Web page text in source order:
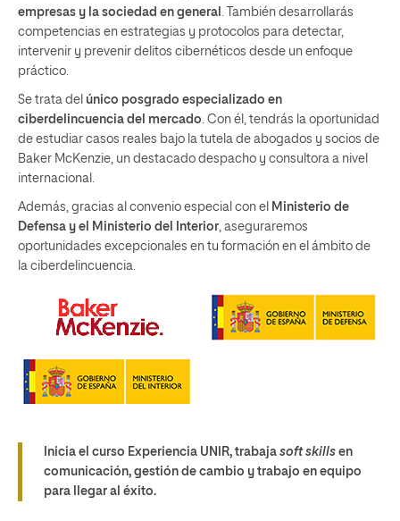
empresas y la sociedad en general . También desarrollarás
competencias en estrategias y protocolos para detectar,
intervenir y prevenir delitos cibernéticos desde un enfoque
práctico.
Se trata del único posgrado especializado en
ciberdelincuencia del mercado. Con él, tendrás la oportunidad
de estudiar casos reales bajo la tutela de abogados y socios de
Baker McKenzie, un destacado despacho y consultora a nivel
internacional.
Además, gracias al convenio especial con el Ministerio de
Defensa y el Ministerio del Interior, aseguraremos
oportunidades excepcionales en tu formación en el ámbito de
la ciberdelincuencia.
Inicia el curso Experiencia UNIR, trabaja soft skills en
comunicación, gestión de cambio y trabajo en equipo
para llegar al éxito.